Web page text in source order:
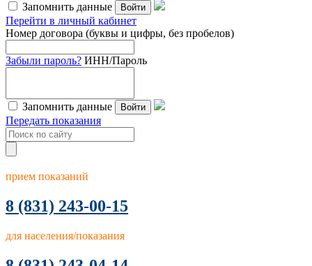
Запомнить данные Войти
Перейти в личный кабинет
Номер договора (буквы и цифры, без пробелов)
Забыли пароль? ИНН/Пароль
Запомнить данные Войти
Передать показания
прием показаний
8 (831) 243-00-15
для населения/показания